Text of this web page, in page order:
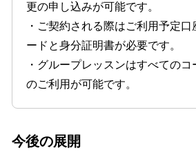
更の申し込みが可能です。
・ご契約される際はご利用予定
ードと身分証明書が必要です。
・グループレッスンはすべての
のご利用が可能です。
今後の展開